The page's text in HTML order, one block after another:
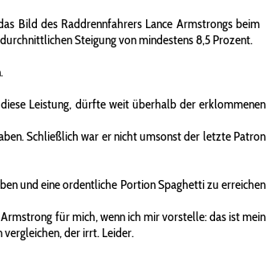
Bild des Raddrennfahrers Lance Armstrongs beim
Steigung von mindestens 8,5 Prozent.
Leistung, dürfte weit überhalb der erklommenen
Schließlich war er nicht umsonst der letzte Patron
und eine ordentliche Portion Spaghetti zu erreichen
für mich, wenn ich mir vorstelle: das ist mein
der irrt. Leider.